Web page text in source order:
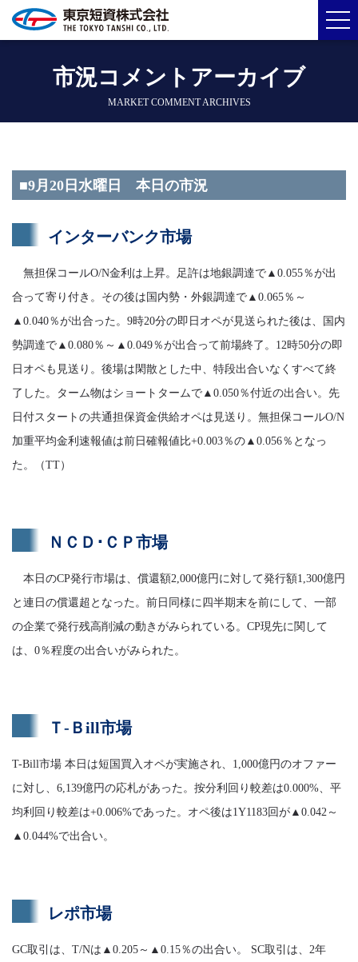
市況コメントアーカイブ
MARKET COMMENT ARCHIVES
■9月20日水曜日 本日の市況
インターバンク市場
無担保コールO/N金利は上昇。足許は地銀調達で▲0.055％が出
合って寄り付き。その後は国内勢・外銀調達で▲0.065％～
▲0.040％が出合った。9時20分の即日オペが見送られた後は、国内
勢調達で▲0.080％～▲0.049％が出合って前場終了。12時50分の即
日オペも見送り。後場は閑散とした中、特段出合いなくすべて終
了した。ターム物はショートタームで▲0.050％付近の出合い。先
日付スタートの共通担保資金供給オペは見送り。無担保コールO/N
加重平均金利速報値は前日確報値比+0.003％の▲0.056％となっ
た。（TT）
ＮＣＤ･ＣＰ市場
本日のCP発行市場は、償還額2,000億円に対して発行額1,300億円
と連日の償還超となった。前日同様に四半期末を前にして、一部
の企業で発行残高削減の動きがみられている。CP現先に関して
は、0％程度の出合いがみられた。
Ｔ-Ｂill市場
T-Bill市場 本日は短国買入オペが実施され、1,000億円のオファー
に対し、6,139億円の応札があった。按分利回り較差は0.000%、平
均利回り較差は+0.006%であった。オペ後は1Y1183回が▲0.042～
▲0.044%で出合い。
レポ市場
GC取引は、T/Nは▲0.205～▲0.15％の出合い。 SC取引は、2年